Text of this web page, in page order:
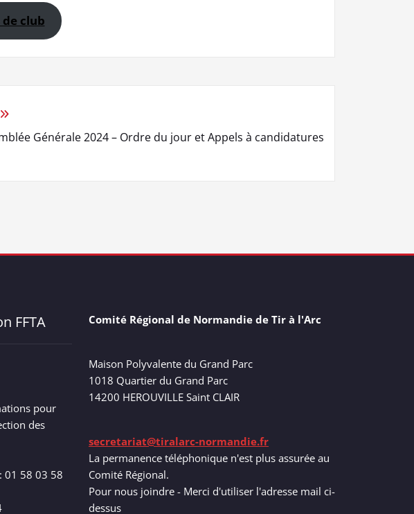
club
Générale 2024 – Ordre du jour et Appels à candidatures
FFTA
pour
des
01 58 03 58
Comité Régional de Normandie de Tir à l'Arc
Maison Polyvalente du Grand Parc
1018 Quartier du Grand Parc
14200 HEROUVILLE Saint CLAIR
secretariat@tiralarc-normandie.fr
La permanence téléphonique n'est plus assurée au
Comité Régional.
Pour nous joindre - Merci d'utiliser l'adresse mail ci-
dessus